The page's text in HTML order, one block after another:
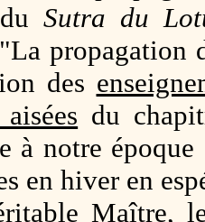
duSutra du
propagation
des
du
à notre époque
en hiver en
Maître,